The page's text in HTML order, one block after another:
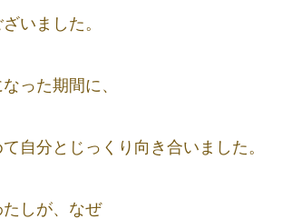
いました。
った期間に、
自分とじっくり向き合いました。
しが、なぜ